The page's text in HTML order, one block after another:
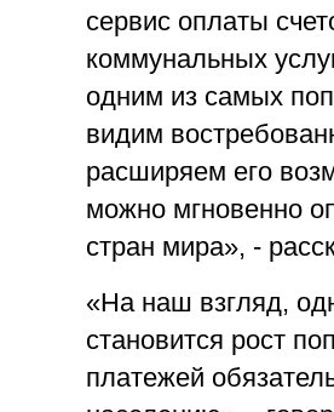
сервис оплаты
коммунальных
одним из самых
видим
расширяем его
можно мгновенно
стран мира», -
«На наш взгляд,
становится рост
платежей